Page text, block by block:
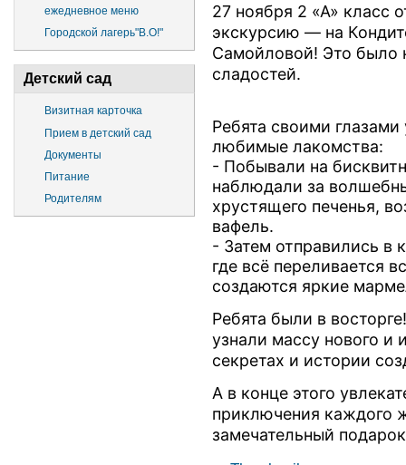
ежедневное меню
Городской лагерь"В.О!"
Детский сад
Визитная карточка
Прием в детский сад
Документы
Питание
Родителям
27 ноября 2 «А» класс
экскурсию — на
Самойловой! Это было
сладостей.
Ребята своими
любимые лакомства:
- Побывали на
наблюдали за
хрустящего печенья,
вафель.
- Затем отправились в
где всё переливается
создаются яркие
Ребята были в
узнали массу нового и
секретах и истории
А в конце этого
приключения каждого
замечательный